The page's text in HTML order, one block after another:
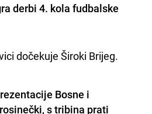
derbi 4. kola fudbalske
dočekuje Široki Brijeg.
Bosne i
, s tribina prati